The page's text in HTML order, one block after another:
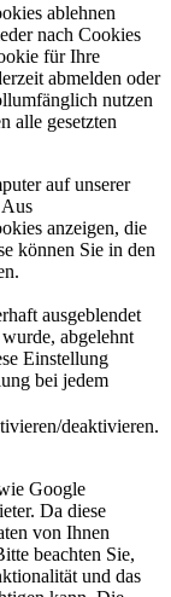
ablehnen
nach Cookies
für Ihre
abmelden oder
nutzen
alle gesetzten
auf unserer
anzeigen, die
können Sie in den
ausgeblendet
abgelehnt
Einstellung
bei jedem
deaktivieren.
Google
Da diese
von Ihnen
beachten Sie,
und das